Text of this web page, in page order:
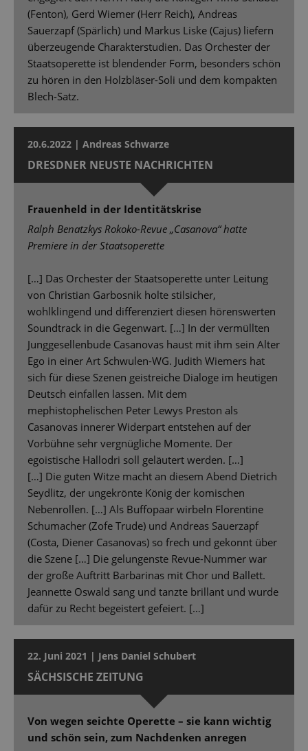
(Fenton), Gerd Wiemer (Herr Reich), Andreas
Sauerzapf (Spärlich) und Markus Liske (Cajus) liefern
überzeugende Charakterstudien. Das Orchester der
Staatsoperette ist blendender Form, besonders schön
zu hören in den Holzbläser-Soli und dem kompakten
Blech-Satz.
20.6.2022 | Andreas Schwarze
DRESDNER NEUSTE NACHRICHTEN
Frauenheld in der Identitätskrise
Ralph Benatzkys Rokoko-Revue „Casanova“ hatte
Premiere in der Staatsoperette
[…] Das Orchester der Staatsoperette unter Leitung
von Christian Garbosnik holte stilsicher,
wohlklingend und differenziert diesen hörenswerten
Soundtrack in die Gegenwart. […] In der vermüllten
Junggesellenbude Casanovas haust mit ihm sein Alter
Ego in einer Art Schwulen-WG. Judith Wiemers hat
sich für diese Szenen geistreiche Dialoge im heutigen
Deutsch einfallen lassen. Mit dem
mephistophelischen Peter Lewys Preston als
Casanovas innerer Widerpart entstehen auf der
Vorbühne sehr vergnügliche Momente. Der
egoistische Hallodri soll geläutert werden. […]
[…] Die guten Witze macht an diesem Abend Dietrich
Seydlitz, der ungekrönte König der komischen
Nebenrollen. […] Als Buffopaar wirbeln Florentine
Schumacher (Zofe Trude) und Andreas Sauerzapf
(Costa, Diener Casanovas) so frech und gekonnt über
die Szene […] Die gelungenste Revue-Nummer war
der große Auftritt Barbarinas mit Chor und Ballett.
Jeannette Oswald sang und tanzte brillant und wurde
dafür zu Recht begeistert gefeiert. […]
22. Juni 2021 | Jens Daniel Schubert
SÄCHSISCHE ZEITUNG
Von wegen seichte Operette – sie kann wichtig
und schön sein, zum Nachdenken anregen